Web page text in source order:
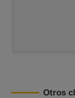
Otros